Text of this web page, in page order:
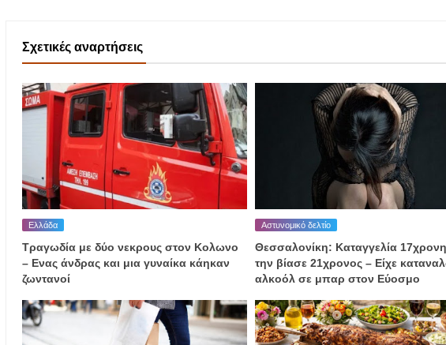
Σχετικές αναρτήσεις
Ελλάδα
Τραγωδία με δύο νεκρους στον Κολωνο
– Ενας άνδρας και μια γυναίκα κάηκαν
ζωντανοί
Αστυνομικό δελτίο
Θεσσαλονίκη: Καταγγελία
την βίασε 21χρονος – Είχε
αλκοόλ σε μπαρ στον Εύοσμο